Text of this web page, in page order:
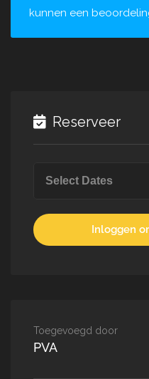
kunnen een
Reserveer
Inloggen
Toegevoegd door
PVA